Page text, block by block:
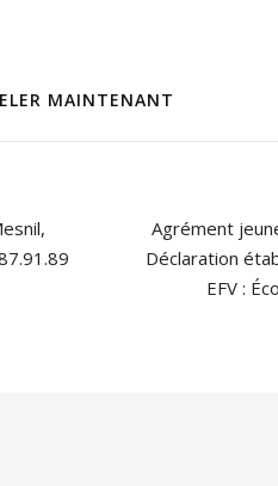
MAINTENANT
Agrément
Déclaration
EFV :